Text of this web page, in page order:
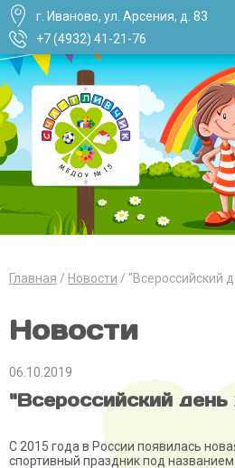
г. Иваново, ул. Арсения, д. 83
+7 (4932) 41-21-76
Главная Новости "Всероссийский
Новости
06.10.2019
"Всероссийский
С 2015 года в России появилась
спортивный праздник под